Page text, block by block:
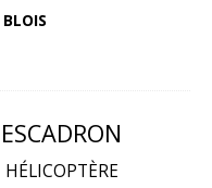
ESCADRON
HÉLICOPTÈRE